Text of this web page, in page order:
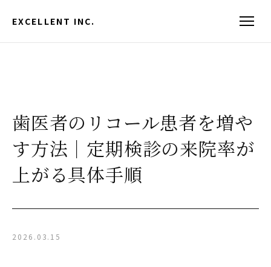
EXCELLENT INC.
歯医者のリコール患者を増や
す方法｜定期検診の来院率が
上がる具体手順
2026.03.15